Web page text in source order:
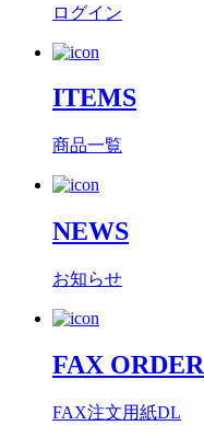
ログイン
ITEMS
商品一覧
NEWS
お知らせ
FAX ORDER
FAX注文用紙DL